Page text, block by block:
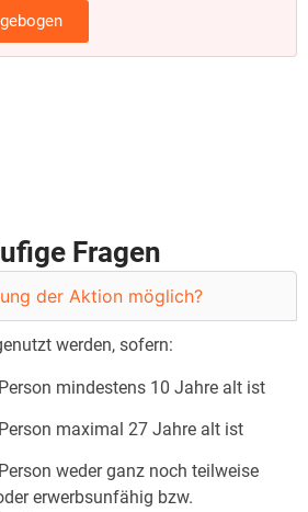
Fragen
der Aktion möglich?
werden, sofern:
mindestens 10 Jahre alt ist
maximal 27 Jahre alt ist
weder ganz noch teilweise
erwerbsunfähig bzw.